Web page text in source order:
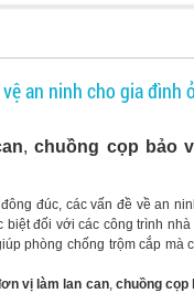
an ninh cho gia đình
,chuồng cọp bảo
đúc, các vấn đề về an
đối với các công trình
phòng chống trộm cắp mà
vị làm lan can, chuồng cọp